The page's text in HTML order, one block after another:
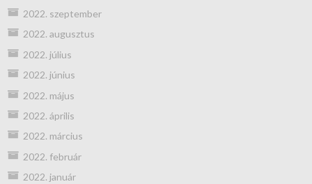
2022. szeptember
2022. augusztus
2022. július
2022. június
2022. május
2022. április
2022. március
2022. február
2022. január